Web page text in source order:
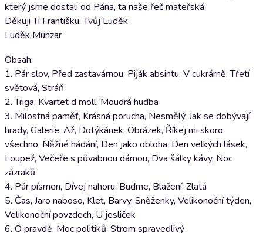
který jsme dostali od Pána, ta naše řeč mateřská.
Děkuji Ti Františku. Tvůj Luděk
Luděk Munzar
Obsah:
1. Pár slov, Před zastavárnou, Piják absintu, V cukrárně, Třetí
světová, Stráň
2. Triga, Kvartet d moll, Moudrá hudba
3. Milostná paměť, Krásná porucha, Nesmělý, Jak se dobývají
hrady, Galerie, Až, Dotýkánek, Obrázek, Říkej mi skoro
všechno, Něžné hádání, Den jako obloha, Den velkých lásek,
Loupež, Večeře s půvabnou dámou, Dva šálky kávy, Noc
zázraků
4. Pár písmen, Dívej nahoru, Buďme, Blažení, Zlatá
5. Čas, Jaro naboso, Kleť, Barvy, Sněženky, Velikonoční týden,
Velikonoční povzdech, U jesliček
6. O pravdě, Moc politiků, Strom spravedlivý